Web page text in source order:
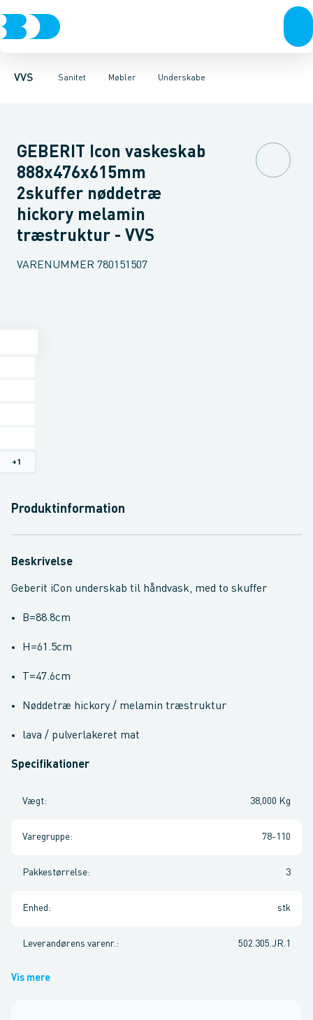
VVS Sanitet
Rør & fittingsPressfittings & rørKuglehaner & ventiler
Møbler
Toiletter, sæder og cisterner VaskeArmaturer
Underskabe
Møbelsæt & pakkerUnderskabeHøjskabe
GEBERIT Icon vaskeskab
888x476x615mm
2skuffer nøddetræ
hickory melamin
træstruktur - VVS
VARENUMMER 780151507
+1
Produktinformation
Beskrivelse
Geberit iCon underskab til håndvask, med to skuffer
B=88.8cm
H=61.5cm
T=47.6cm
Nøddetræ hickory / melamin træstruktur
lava / pulverlakeret mat
Specifikationer
Vægt: 38,000 Kg
Varegruppe: 78-110
Pakkestørrelse: 3
Enhed : stk
Leverandørens varenr. : 502.305.JR.1
Vis mere